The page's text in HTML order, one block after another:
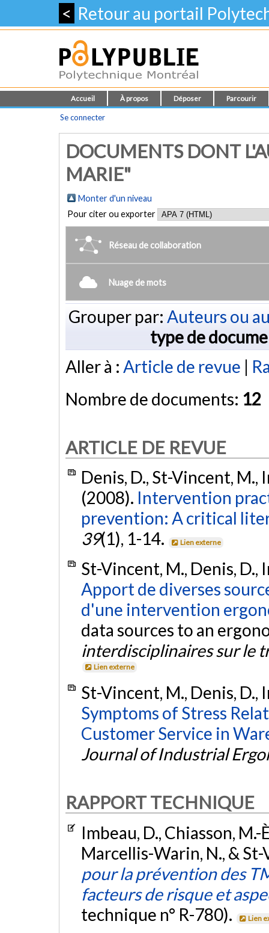
< Retour au portail
Accueil À propos Déposer Parcourir
Se connecter
DOCUMENTS DONT
MARIE"
Monter d'un niveau
Pour citer ou exporter
Réseau de collaboration
Nuage de mots
Grouper par: Auteurs ou
type de
Aller à : Article de revue |
Nombre de documents: 12
ARTICLE DE REVUE
Denis, D., St-Vincent, M.,
(2008). Intervention
prevention: A critical
39(1), 1-14. Lien externe
St-Vincent, M., Denis, D.,
Apport de diverses
d'une intervention
data sources to an
interdisciplinaires sur le
Lien externe
St-Vincent, M., Denis, D.,
Symptoms of Stress
Customer Service in
Journal of Industrial
RAPPORT TECHNIQUE
Imbeau, D., Chiasson, M.-
Marcellis-Warin, N., &
pour la prévention des
facteurs de risque et
technique n° R-780).
Lien